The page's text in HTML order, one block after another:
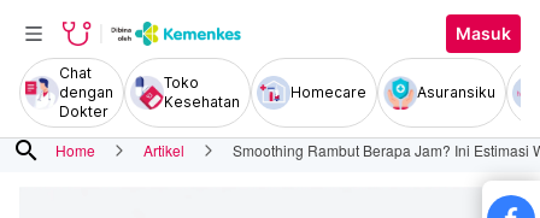
Masuk
Chat
dengan
Dokter
Toko
Kesehatan
Homecare Asuransiku
search Home Artikel Smoothing Rambut Berapa Jam? Ini Estimasi